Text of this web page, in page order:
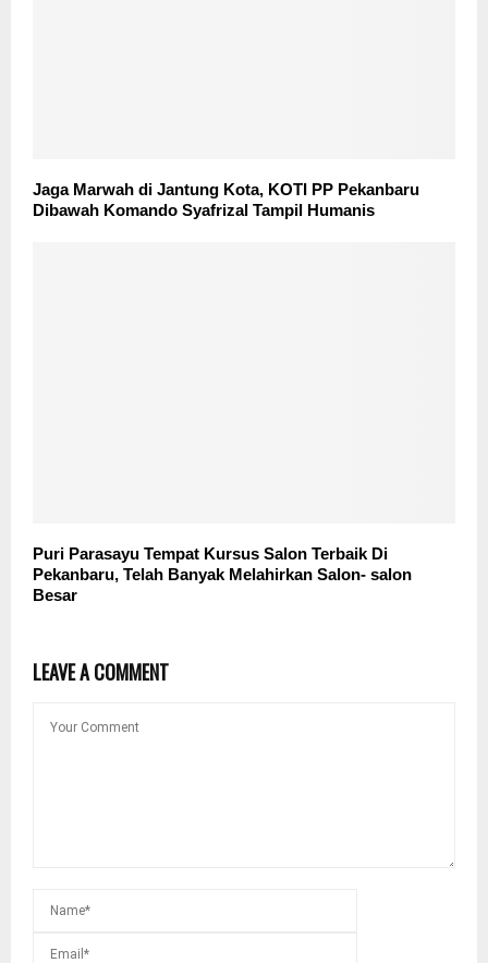
Jaga Marwah di Jantung Kota, KOTI PP Pekanbaru
Dibawah Komando Syafrizal Tampil Humanis
Puri Parasayu Tempat Kursus Salon Terbaik Di
Pekanbaru, Telah Banyak Melahirkan Salon- salon
Besar
LEAVE A COMMENT